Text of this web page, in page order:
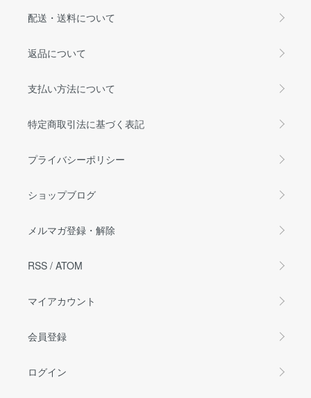
配送・送料について
返品について
支払い方法について
特定商取引法に基づく表記
プライバシーポリシー
ショップブログ
メルマガ登録・解除
RSS / ATOM
マイアカウント
会員登録
ログイン